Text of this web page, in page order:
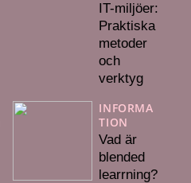
IT-miljöer:
Praktiska
metoder
och
verktyg
INFORMA
TION
Vad är
blended
learrning?